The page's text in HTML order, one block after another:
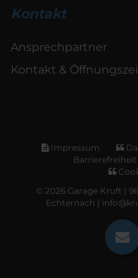
Kontakt
Ansprechpartner
Kontakt &
Impressum
Barrierefreiheit
© 2026 Garage Kruft |
Echternach |